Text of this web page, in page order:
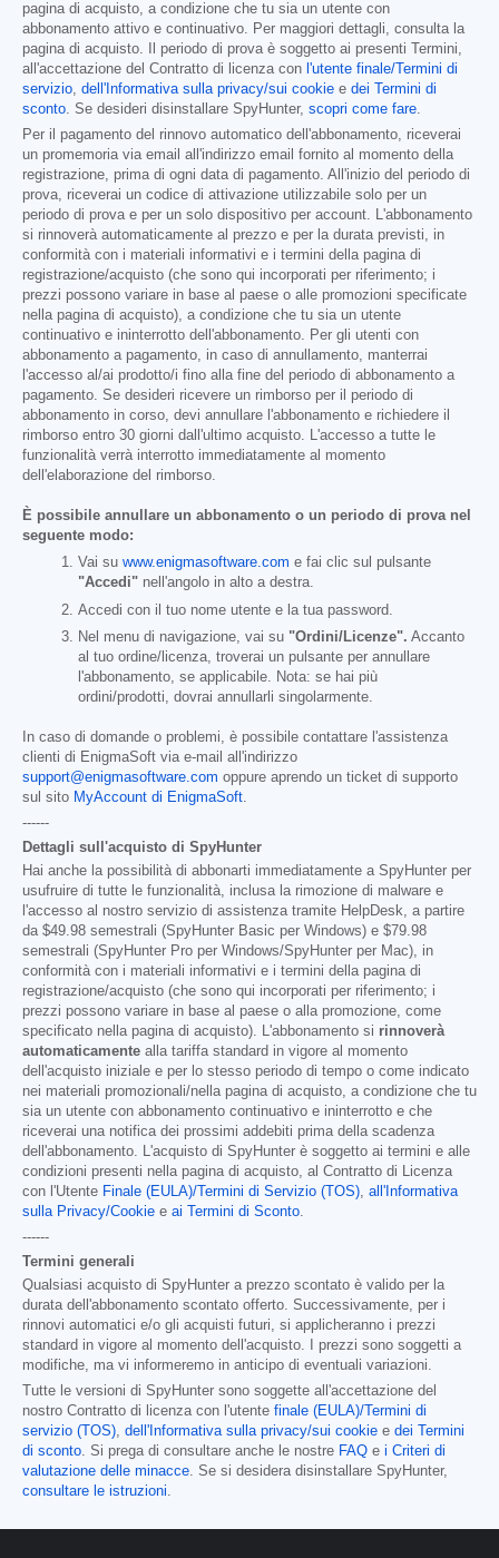
pagina di acquisto, a condizione che tu sia un utente con
abbonamento attivo e continuativo. Per maggiori dettagli, consulta la
pagina di acquisto. Il periodo di prova è soggetto ai presenti Termini,
all'accettazione del Contratto di licenza con l'utente finale/Termini di
servizio, dell'Informativa sulla privacy/sui cookie e dei Termini di
sconto. Se desideri disinstallare SpyHunter, scopri come fare.
Per il pagamento del rinnovo automatico dell'abbonamento, riceverai
un promemoria via email all'indirizzo email fornito al momento della
registrazione, prima di ogni data di pagamento. All'inizio del periodo di
prova, riceverai un codice di attivazione utilizzabile solo per un
periodo di prova e per un solo dispositivo per account. L'abbonamento
si rinnoverà automaticamente al prezzo e per la durata previsti, in
conformità con i materiali informativi e i termini della pagina di
registrazione/acquisto (che sono qui incorporati per riferimento; i
prezzi possono variare in base al paese o alle promozioni specificate
nella pagina di acquisto), a condizione che tu sia un utente
continuativo e ininterrotto dell'abbonamento. Per gli utenti con
abbonamento a pagamento, in caso di annullamento, manterrai
l'accesso al/ai prodotto/i fino alla fine del periodo di abbonamento a
pagamento. Se desideri ricevere un rimborso per il periodo di
abbonamento in corso, devi annullare l'abbonamento e richiedere il
rimborso entro 30 giorni dall'ultimo acquisto. L'accesso a tutte le
funzionalità verrà interrotto immediatamente al momento
dell'elaborazione del rimborso.
È possibile annullare un abbonamento o un periodo di prova nel
seguente modo:
Vai su www.enigmasoftware.com e fai clic sul pulsante
"Accedi" nell'angolo in alto a destra.
Accedi con il tuo nome utente e la tua password.
Nel menu di navigazione, vai su "Ordini/Licenze". Accanto
al tuo ordine/licenza, troverai un pulsante per annullare
l'abbonamento, se applicabile. Nota: se hai più
ordini/prodotti, dovrai annullarli singolarmente.
In caso di domande o problemi, è possibile contattare l'assistenza
clienti di EnigmaSoft via e-mail all'indirizzo
support@enigmasoftware.com oppure aprendo un ticket di supporto
sul sito MyAccount di EnigmaSoft.
------
Dettagli sull'acquisto di SpyHunter
Hai anche la possibilità di abbonarti immediatamente a SpyHunter per
usufruire di tutte le funzionalità, inclusa la rimozione di malware e
l'accesso al nostro servizio di assistenza tramite HelpDesk, a partire
da $49.98 semestrali (SpyHunter Basic per Windows) e $79.98
semestrali (SpyHunter Pro per Windows/SpyHunter per Mac), in
conformità con i materiali informativi e i termini della pagina di
registrazione/acquisto (che sono qui incorporati per riferimento; i
prezzi possono variare in base al paese o alla promozione, come
specificato nella pagina di acquisto). L'abbonamento si rinnoverà
automaticamente alla tariffa standard in vigore al momento
dell'acquisto iniziale e per lo stesso periodo di tempo o come indicato
nei materiali promozionali/nella pagina di acquisto, a condizione che tu
sia un utente con abbonamento continuativo e ininterrotto e che
riceverai una notifica dei prossimi addebiti prima della scadenza
dell'abbonamento. L'acquisto di SpyHunter è soggetto ai termini e alle
condizioni presenti nella pagina di acquisto, al Contratto di Licenza
con l'Utente Finale (EULA)/Termini di Servizio (TOS), all'Informativa
sulla Privacy/Cookie e ai Termini di Sconto.
------
Termini generali
Qualsiasi acquisto di SpyHunter a prezzo scontato è valido per la
durata dell'abbonamento scontato offerto. Successivamente, per i
rinnovi automatici e/o gli acquisti futuri, si applicheranno i prezzi
standard in vigore al momento dell'acquisto. I prezzi sono soggetti a
modifiche, ma vi informeremo in anticipo di eventuali variazioni.
Tutte le versioni di SpyHunter sono soggette all'accettazione del
nostro Contratto di licenza con l'utente finale (EULA)/Termini di
servizio (TOS), dell'Informativa sulla privacy/sui cookie e dei Termini
di sconto. Si prega di consultare anche le nostre FAQ e i Criteri di
valutazione delle minacce. Se si desidera disinstallare SpyHunter,
consultare le istruzioni.